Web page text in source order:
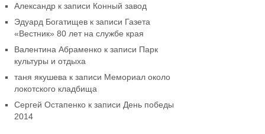
Александрк записи Конный завод
Эдуард Богатищевк записи Газета
«Вестник» 80 лет на службе края
Валентина Абраменкок записи Парк
культуры и отдыха
таня якушева к записи Мемориал около
локотского кладбища
Сергей Остапенкок записи День победы
2014